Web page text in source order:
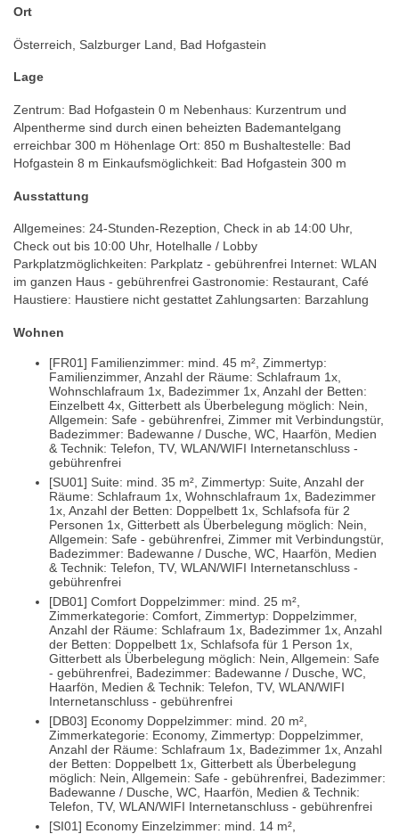
Ort
Österreich, Salzburger Land, Bad Hofgastein
Lage
Zentrum: Bad Hofgastein 0 m Nebenhaus: Kurzentrum und
Alpentherme sind durch einen beheizten Bademantelgang
erreichbar 300 m Höhenlage Ort: 850 m Bushaltestelle: Bad
Hofgastein 8 m Einkaufsmöglichkeit: Bad Hofgastein 300 m
Ausstattung
Allgemeines: 24-Stunden-Rezeption, Check in ab 14:00 Uhr,
Check out bis 10:00 Uhr, Hotelhalle / Lobby
Parkplatzmöglichkeiten: Parkplatz - gebührenfrei Internet: WLAN
im ganzen Haus - gebührenfrei Gastronomie: Restaurant, Café
Haustiere: Haustiere nicht gestattet Zahlungsarten: Barzahlung
Wohnen
[FR01] Familienzimmer: mind. 45 m², Zimmertyp:
Familienzimmer, Anzahl der Räume: Schlafraum 1x,
Wohnschlafraum 1x, Badezimmer 1x, Anzahl der Betten:
Einzelbett 4x, Gitterbett als Überbelegung möglich: Nein,
Allgemein: Safe - gebührenfrei, Zimmer mit Verbindungstür,
Badezimmer: Badewanne / Dusche, WC, Haarfön, Medien
& Technik: Telefon, TV, WLAN/WIFI Internetanschluss -
gebührenfrei
[SU01] Suite: mind. 35 m², Zimmertyp: Suite, Anzahl der
Räume: Schlafraum 1x, Wohnschlafraum 1x, Badezimmer
1x, Anzahl der Betten: Doppelbett 1x, Schlafsofa für 2
Personen 1x, Gitterbett als Überbelegung möglich: Nein,
Allgemein: Safe - gebührenfrei, Zimmer mit Verbindungstür,
Badezimmer: Badewanne / Dusche, WC, Haarfön, Medien
& Technik: Telefon, TV, WLAN/WIFI Internetanschluss -
gebührenfrei
[DB01] Comfort Doppelzimmer: mind. 25 m²,
Zimmerkategorie: Comfort, Zimmertyp: Doppelzimmer,
Anzahl der Räume: Schlafraum 1x, Badezimmer 1x, Anzahl
der Betten: Doppelbett 1x, Schlafsofa für 1 Person 1x,
Gitterbett als Überbelegung möglich: Nein, Allgemein: Safe
- gebührenfrei, Badezimmer: Badewanne / Dusche, WC,
Haarfön, Medien & Technik: Telefon, TV, WLAN/WIFI
Internetanschluss - gebührenfrei
[DB03] Economy Doppelzimmer: mind. 20 m²,
Zimmerkategorie: Economy, Zimmertyp: Doppelzimmer,
Anzahl der Räume: Schlafraum 1x, Badezimmer 1x, Anzahl
der Betten: Doppelbett 1x, Gitterbett als Überbelegung
möglich: Nein, Allgemein: Safe - gebührenfrei, Badezimmer:
Badewanne / Dusche, WC, Haarfön, Medien & Technik:
Telefon, TV, WLAN/WIFI Internetanschluss - gebührenfrei
[SI01] Economy Einzelzimmer: mind. 14 m²,